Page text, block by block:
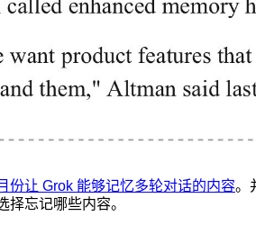
份让 Grok 能够记忆多轮对话的内容。
择忘记哪些内容。